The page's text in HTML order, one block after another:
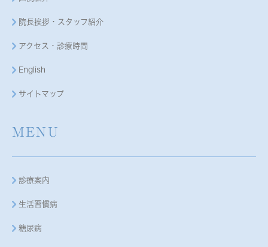
院長挨拶・スタッフ紹介
アクセス・診療時間
English
サイトマップ
MENU
診療案内
生活習慣病
糖尿病